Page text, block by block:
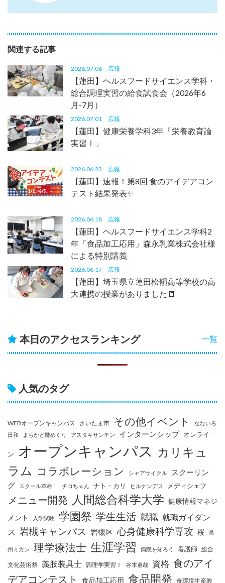
関連する記事
2026.07.06 広報
【蓮田】ヘルスフードサイエンス学科・
総合調理実習の給食試食会（2026年6
月-7月）
2026.07.01 広報
【蓮田】健康栄養学科3年「栄養教育論
実習Ⅰ」
2026.06.23 広報
【蓮田】速報！第8回 食のアイデアコン
テスト結果発表✨
2026.06.18 広報
【蓮田】ヘルスフードサイエンス学科2
年「食品加工応用」森永乳業株式会社様
による特別講義
2026.06.17 広報
【蓮田】埼玉県立蓮田松韻高等学校の高
大連携の授業がありました📒
一覧
本日のアクセスランキング
人気のタグ
WEBオープンキャンパス さいたま市 その他イベント
なないろ
日和
まちかど雛めぐり アスタキサンチン インターンシップ オンライ
ン オープンキャンパス カリキュ
ラム コラボレーション シャアサイクル
スクーリン
グ
スクール革命！ チコちゃん ナト・カリ ヒルナンデス メディシェフ
メニュー開発 人間総合科学大学 健康情報マネジ
メント
入学試験 学園祭 学生生活 就職 就職ガイダン
ス 岩槻キャンパス 岩槻区 心身健康科学専攻 桜 温
州ミカン 理学療法士 生涯学習 病院を知ろう 看護師 総合
文化芸術祭 義肢装具士 調理学実習Ⅰ 谷本道哉 資格 食のアイ
デアコンテスト
食品加工応用 食品開発 食環境生産教